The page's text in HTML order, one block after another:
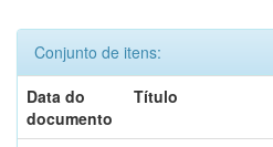
Conjunto de itens:
Data do
documento
Título